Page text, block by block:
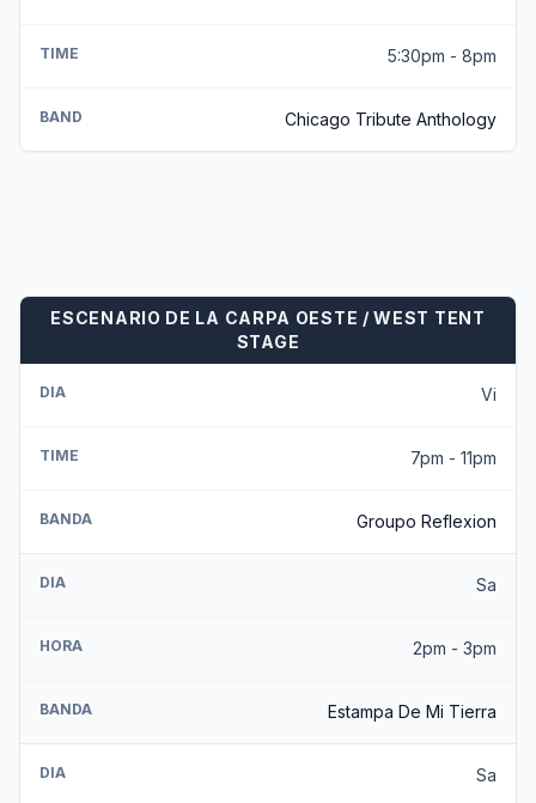
TIME 5:30pm - 8pm
BAND Chicago Tribute Anthology
ESCENARIO DE LA CARPA OESTE / WEST TENT
STAGE
DIA Vi
TIME 7pm - 11pm
BANDA Groupo Reflexion
DIA Sa
HORA 2pm - 3pm
BANDA Estampa De Mi Tierra
DIA Sa